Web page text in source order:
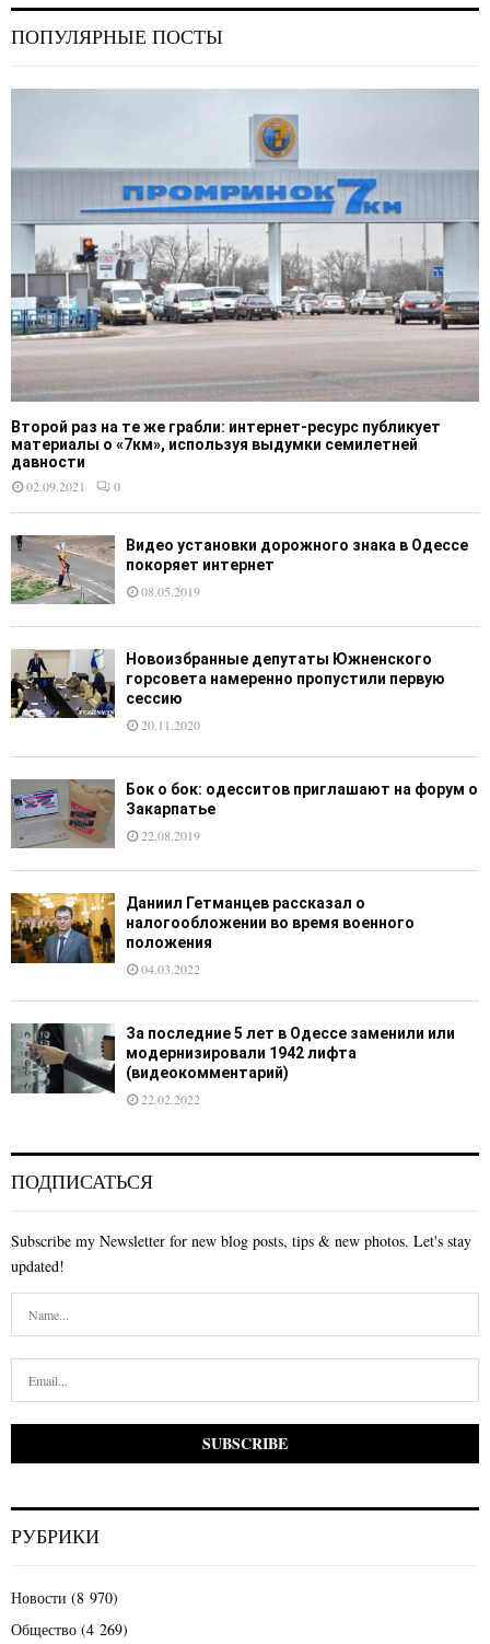
ПОПУЛЯРНЫЕ ПОСТЫ
Второй раз на те же грабли: интернет-ресурс публикует
материалы о «7км», используя выдумки семилетней
давности
02.09.2021
0
Видео установки дорожного знака в Одессе
покоряет интернет
08.05.2019
Новоизбранные депутаты Южненского
горсовета намеренно пропустили первую
сессию
20.11.2020
Бок о бок: одесситов приглашают на форум о
Закарпатье
22.08.2019
Даниил Гетманцев рассказал о
налогообложении во время военного
положения
04.03.2022
За последние 5 лет в Одессе заменили или
модернизировали 1942 лифта
(видеокомментарий)
22.02.2022
ПОДПИСАТЬСЯ
Subscribe my Newsletter for new blog posts, tips & new photos. Let's stay
updated!
РУБРИКИ
Новости (8 970)
Общество (4 269)